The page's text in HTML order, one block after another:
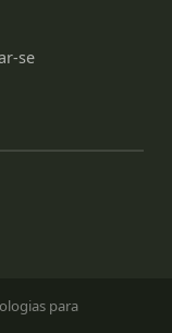
se
para